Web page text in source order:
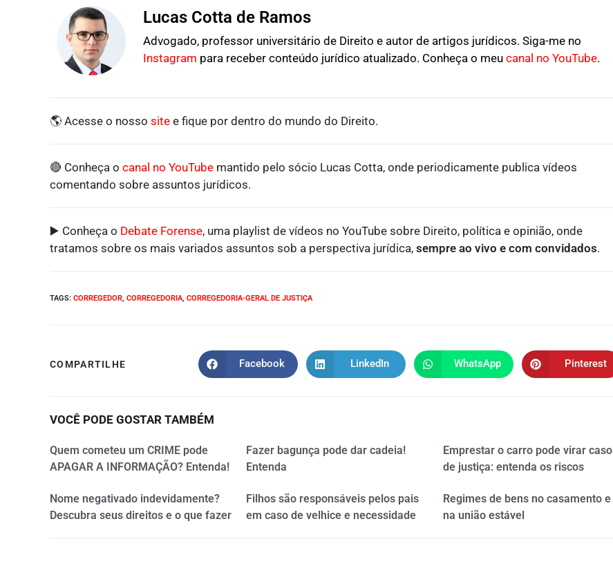
Lucas Cotta de Ramos
Advogado, professor universitário de Direito e autor de artigos jurídicos. Siga-me no
Instagram para receber conteúdo jurídico atualizado. Conheça o meu canal no YouTube.
🌎 Acesse o nosso site e fique por dentro do mundo do Direito.
🔴 Conheça o canal no YouTube mantido pelo sócio Lucas Cotta, onde periodicamente publica vídeos
comentando sobre assuntos jurídicos.
▶️ Conheça o Debate Forense, uma playlist de vídeos no YouTube sobre Direito, política e opinião, onde
tratamos sobre os mais variados assuntos sob a perspectiva jurídica, sempre ao vivo e com convidados.
TAGS: CORREGEDOR CORREGEDORIA CORREGEDORIA-GERAL DE JUSTIÇA
COMPARTILHE Facebook LinkedIn WhatsApp Pinterest
VOCÊ PODE GOSTAR TAMBÉM
Quem cometeu um CRIME pode
APAGAR A INFORMAÇÃO? Entenda!
Fazer bagunça pode dar cadeia!
Entenda
Emprestar o carro pode virar caso
de justiça: entenda os riscos
Nome negativado indevidamente?
Descubra seus direitos e o que fazer
Filhos são responsáveis pelos pais
em caso de velhice e necessidade
Regimes de bens no casamento e
na união estável